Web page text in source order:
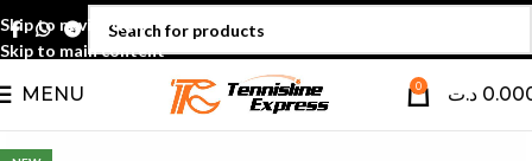
Skip to navigation
Skip to main content
MENU 0 د.ت